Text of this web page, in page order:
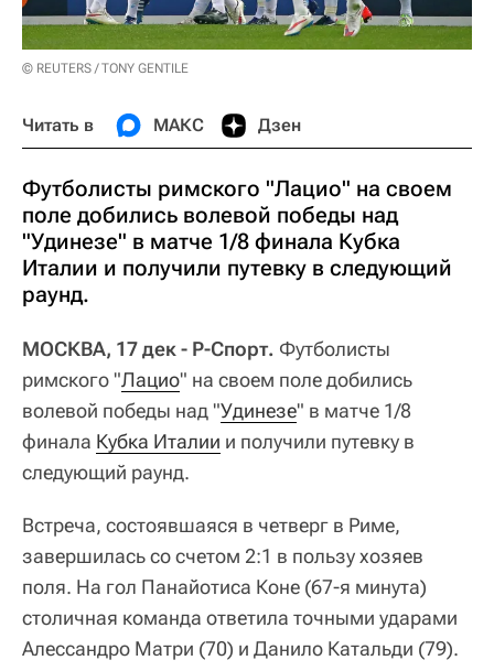
© REUTERS / TONY GENTILE
Читать в МАКС Дзен
Футболисты римского "Лацио" на своем
поле добились волевой победы над
"Удинезе" в матче 1/8 финала Кубка
Италии и получили путевку в следующий
раунд.
МОСКВА, 17 дек - Р-Спорт. Футболисты
римского "Лацио" на своем поле добились
волевой победы над "Удинезе" в матче 1/8
финала Кубка Италии и получили путевку в
следующий раунд.
Встреча, состоявшаяся в четверг в Риме,
завершилась со счетом 2:1 в пользу хозяев
поля. На гол Панайотиса Коне (67-я минута)
столичная команда ответила точными ударами
Алессандро Матри (70) и Данило Катальди (79).